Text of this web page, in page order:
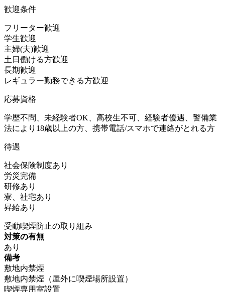
歓迎条件
フリーター歓迎
学生歓迎
主婦(夫)歓迎
土日働ける方歓迎
長期歓迎
レギュラー勤務できる方歓迎
応募資格
学歴不問、未経験者OK、高校生不可、経験者優遇、警備業
法により18歳以上の方、携帯電話/スマホで連絡がとれる方
待遇
社会保険制度あり
労災完備
研修あり
寮、社宅あり
昇給あり
受動喫煙防止の取り組み
対策の有無
あり
備考
敷地内禁煙
敷地内禁煙（屋外に喫煙場所設置）
喫煙専用室設置